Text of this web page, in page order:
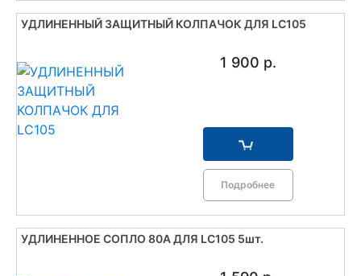
УДЛИНЕННЫЙ ЗАЩИТНЫЙ КОЛПАЧОК ДЛЯ LC105
1 900 р.
Подробнее
УДЛИНЕННОЕ СОПЛО 80A ДЛЯ LC105 5шт.